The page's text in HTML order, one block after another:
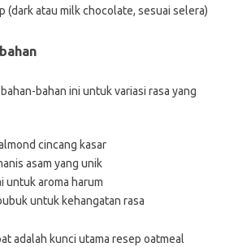
(dark atau milk chocolate, sesuai selera)
bahan ini untuk variasi rasa yang
cincang kasar
asam yang unik
untuk aroma harum
untuk kehangatan rasa
adalah kunci utama resep oatmeal